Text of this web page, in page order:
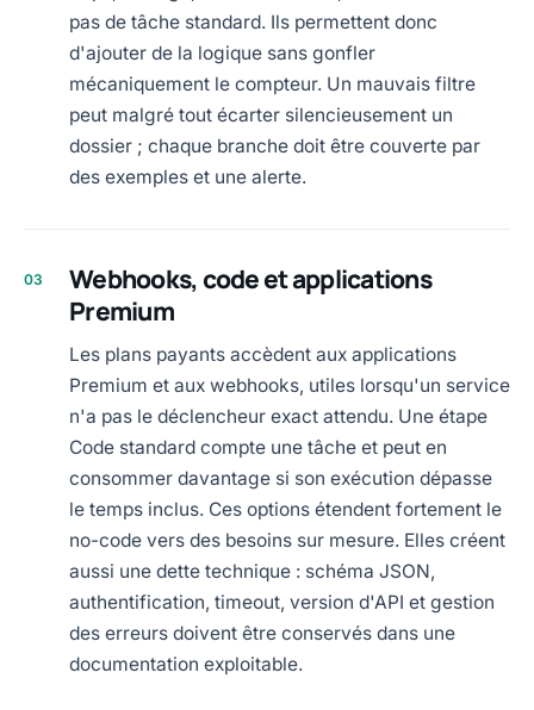
pas de tâche standard. Ils permettent donc
d'ajouter de la logique sans gonfler
mécaniquement le compteur. Un mauvais filtre
peut malgré tout écarter silencieusement un
dossier ; chaque branche doit être couverte par
des exemples et une alerte.
03
Webhooks, code et applications
Premium
Les plans payants accèdent aux applications
Premium et aux webhooks, utiles lorsqu'un service
n'a pas le déclencheur exact attendu. Une étape
Code standard compte une tâche et peut en
consommer davantage si son exécution dépasse
le temps inclus. Ces options étendent fortement le
no-code vers des besoins sur mesure. Elles créent
aussi une dette technique : schéma JSON,
authentification, timeout, version d'API et gestion
des erreurs doivent être conservés dans une
documentation exploitable.